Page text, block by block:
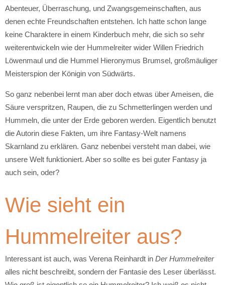
Abenteuer, Überraschung, und Zwangsgemeinschaften, aus
denen echte Freundschaften entstehen. Ich hatte schon lange
keine Charaktere in einem Kinderbuch mehr, die sich so sehr
weiterentwickeln wie der Hummelreiter wider Willen Friedrich
Löwenmaul und die Hummel Hieronymus Brumsel, großmäuliger
Meisterspion der Königin von Südwärts.
So ganz nebenbei lernt man aber doch etwas über Ameisen, die
Säure verspritzen, Raupen, die zu Schmetterlingen werden und
Hummeln, die unter der Erde geboren werden. Eigentlich benutzt
die Autorin diese Fakten, um ihre Fantasy-Welt namens
Skarnland zu erklären. Ganz nebenbei versteht man dabei, wie
unsere Welt funktioniert. Aber so sollte es bei guter Fantasy ja
auch sein, oder?
Wie sieht ein
Hummelreiter aus?
Interessant ist auch, was Verena Reinhardt in Der Hummelreiter
alles nicht beschreibt, sondern der Fantasie des Leser überlässt.